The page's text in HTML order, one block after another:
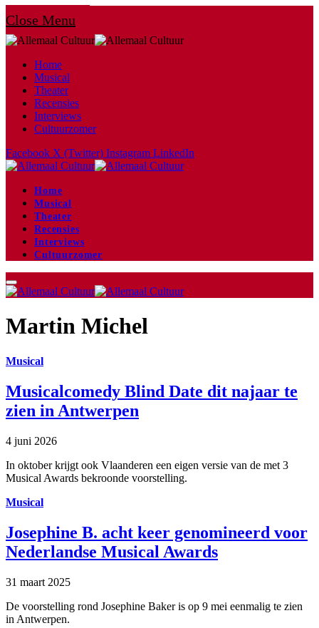
Close Menu
Home
Musical
Theater
Recensies
Interviews
Cultuurzomer
Facebook X (Twitter) Instagram LinkedIn
Home
Musical
Theater
Recensies
Interviews
Cultuurzomer
Martin Michel
Musical
Musicalcomedy Blind Date dit najaar te
zien in Antwerpen
4 juni 2026
In oktober krijgt ook Vlaanderen een eigen versie van de met 3
Musical Awards bekroonde voorstelling.
Musical
Josephine B. acht keer genomineerd voor
Nederlandse Musical Awards
31 maart 2025
De voorstelling rond Josephine Baker is op 9 mei eenmalig te zien
in Antwerpen.